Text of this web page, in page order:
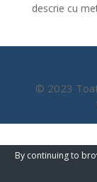
descrie cu
© 2023
By continuing to